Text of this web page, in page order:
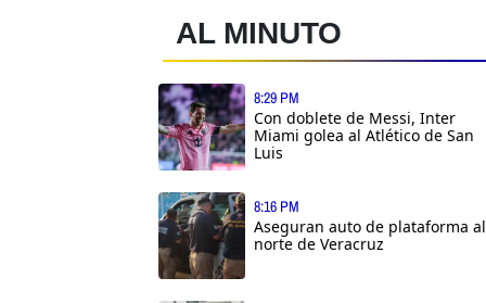
AL MINUTO
8:29 PM
Con doblete de Messi, Inter
Miami golea al Atlético de San
Luis
8:16 PM
Aseguran auto de plataforma al
norte de Veracruz